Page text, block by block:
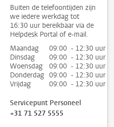
Buiten de telefoontijden zijn
we iedere werkdag tot
16:30 uur bereikbaar via de
Helpdesk Portal of e-mail.
Maandag
09:00 - 12:30 uur
Dinsdag
09:00 - 12:30 uur
Woensdag
09:00 - 12:30 uur
Donderdag 09:00 - 12:30 uur
Vrijdag
09:00 - 12:30 uur
Servicepunt Personeel
+31 71 527 5555